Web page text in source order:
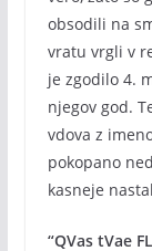
obsodili na
vratu vrgli v
je zgodilo 4.
njegov god.
vdova z
pokopano
kasneje
“QVas tVae